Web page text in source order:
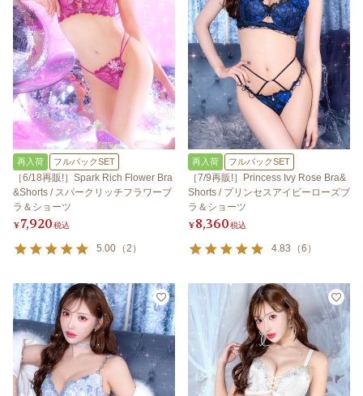
再入荷 フルバックSET
［6/18再販!］Spark Rich Flower Bra
&Shorts / スパークリッチフラワーブ
ラ＆ショーツ
¥7,920税込
5.00 （2 ）
再入荷 フルバックSET
［7/9再販!］Princess Ivy Rose Bra&
Shorts / プリンセスアイビーローズブ
ラ＆ショーツ
¥8,360税込
4.83 （6 ）